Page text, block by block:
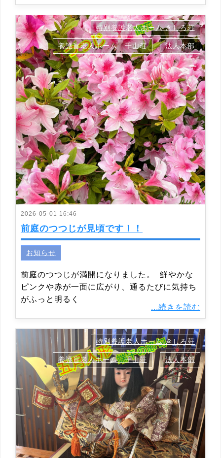
2026-05-01 16:46
前庭のつつじが見頃です！！
特別養護老人ホーム きしろ荘
養護盲老人ホーム 千山荘 法人本部
お知らせ
前庭のつつじが満開になりました。 鮮やかな
ピンクや赤が一面に広がり、通るたびに気持ち
がふっと明るく
...続きを読む
特別養護老人ホーム きしろ荘
養護盲老人ホーム 千山荘 法人本部